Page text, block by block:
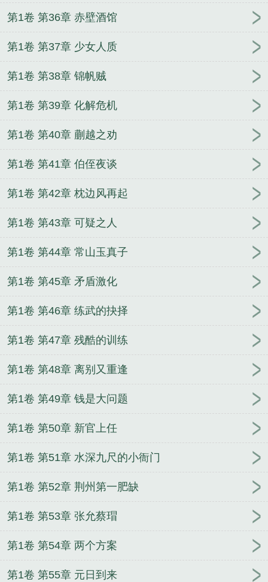
第1卷 第36章 赤壁酒馆
第1卷 第37章 少女人质
第1卷 第38章 锦帆贼
第1卷 第39章 化解危机
第1卷 第40章 蒯越之劝
第1卷 第41章 伯侄夜谈
第1卷 第42章 枕边风再起
第1卷 第43章 可疑之人
第1卷 第44章 常山玉真子
第1卷 第45章 矛盾激化
第1卷 第46章 练武的抉择
第1卷 第47章 残酷的训练
第1卷 第48章 离别又重逢
第1卷 第49章 钱是大问题
第1卷 第50章 新官上任
第1卷 第51章 水深九尺的小衙门
第1卷 第52章 荆州第一肥缺
第1卷 第53章 张允蔡瑁
第1卷 第54章 两个方案
第1卷 第55章 元日到来